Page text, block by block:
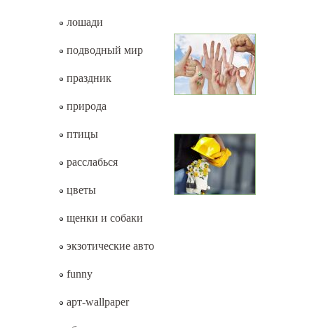
лошади
подводный мир
праздник
природа
птицы
расслабься
цветы
щенки и собаки
экзотические авто
funny
арт-wallpaper